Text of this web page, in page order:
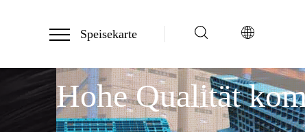
Speisekarte
Hohe Qualität